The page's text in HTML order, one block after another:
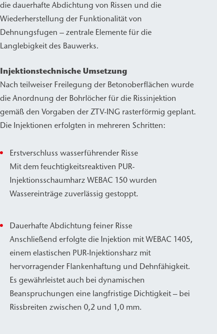
die dauerhafte Abdichtung von Rissen und die
Wiederherstellung der Funktionalität von
Dehnungsfugen – zentrale Elemente für die
Langlebigkeit des Bauwerks.
Injektionstechnische Umsetzung
Nach teilweiser Freilegung der Betonoberflächen wurde
die Anordnung der Bohrlöcher für die Rissinjektion
gemäß den Vorgaben der ZTV-ING rasterförmig geplant.
Die Injektionen erfolgten in mehreren Schritten:
Erstverschluss wasserführender Risse
Mit dem feuchtigkeitsreaktiven PUR-
Injektionsschaumharz WEBAC 150 wurden
Wassereinträge zuverlässig gestoppt.
Dauerhafte Abdichtung feiner Risse
Anschließend erfolgte die Injektion mit WEBAC 1405,
einem elastischen PUR-Injektionsharz mit
hervorragender Flankenhaftung und Dehnfähigkeit.
Es gewährleistet auch bei dynamischen
Beanspruchungen eine langfristige Dichtigkeit – bei
Rissbreiten zwischen 0,2 und 1,0 mm.